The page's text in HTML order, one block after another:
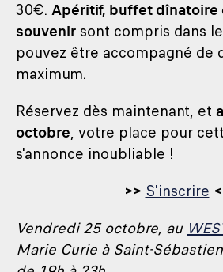
30€. Apéritif, buffet dînatoire
souvenir sont compris dans
pouvez être accompagné de
maximum.
Réservez dès maintenant, et
octobre, votre place pour
s'annonce inoubliable !
>> S'inscrire
Vendredi 25 octobre, au
Marie Curie à Saint-